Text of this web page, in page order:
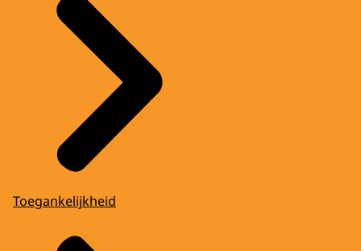
Toegankelijkheid